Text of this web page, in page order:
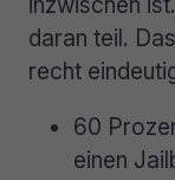
daran teil.
recht
60
einen